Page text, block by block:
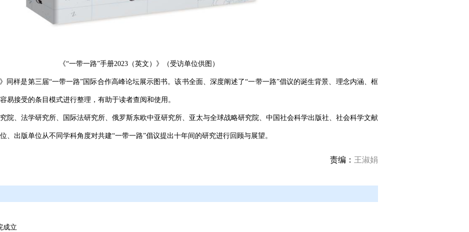
《“一带一路”手册2023（英文）》（受访单位供图）
》同样是第三届“一带一路”国际合作高峰论坛展示图书。该书全面、深度阐述了“一带一路”倡议的诞生背景、理念内涵、框
易接受的条目模式进行整理，有助于读者查阅和使用。
院、法学研究所、国际法研究所、俄罗斯东欧中亚研究所、亚太与全球战略研究院、中国社会科学出版社、社会科学文献
、出版单位从不同学科角度对共建“一带一路”倡议提出十年间的研究进行回顾与展望。
责编： 王淑娟
成立